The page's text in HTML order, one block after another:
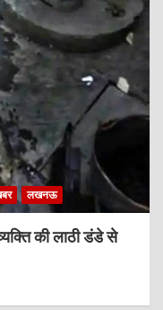
लखनऊ
की लाठी डंडे से